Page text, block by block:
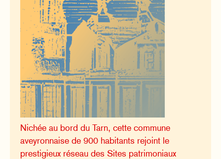
Nichée au bord du Tarn, cette commune
aveyronnaise de 900 habitants rejoint le
prestigieux réseau des Sites patrimoniaux